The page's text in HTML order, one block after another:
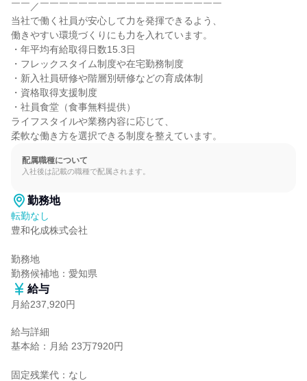
￣￣／￣￣￣￣￣￣￣￣￣￣￣￣￣￣￣￣￣￣￣
当社で働く社員が安心して力を発揮できるよう、
働きやすい環境づくりにも力を入れています。
・年平均有給取得日数15.3日
・フレックスタイム制度や在宅勤務制度
・新入社員研修や階層別研修などの育成体制
・資格取得支援制度
・社員食堂（食事無料提供）
ライフスタイルや業務内容に応じて、
柔軟な働き方を選択できる制度を整えています。
配属職種について
入社後は記載の職種で配属されます。
勤務地
転勤なし
豊和化成株式会社
勤務地
勤務候補地：愛知県
給与
月給237,920円
給与詳細
基本給：月給 23万7920円
固定残業代：なし